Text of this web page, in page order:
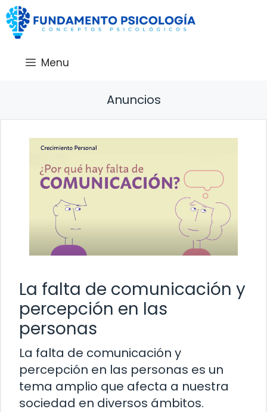
Saltar
al
contenido
Menu
Anuncios
La falta de comunicación y
percepción en las
personas
La falta de comunicación y
percepción en las personas es un
tema amplio que afecta a nuestra
sociedad en diversos ámbitos.